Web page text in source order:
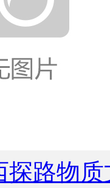
路物